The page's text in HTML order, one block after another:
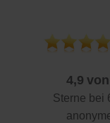
4,9
Sterne bei